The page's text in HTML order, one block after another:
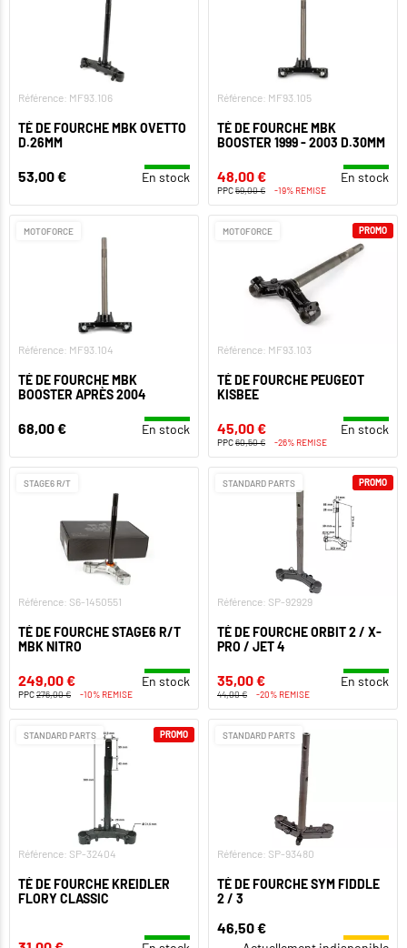
Référence: MF93.106
TÉ DE FOURCHE MBK OVETTO
D.26MM
53,00 € En stock
Référence: MF93.105
TÉ DE FOURCHE MBK
BOOSTER 1999 - 2003 D.30MM
48,00 € En stock
PPC59,00 € -19% REMISE
MOTOFORCE
Référence: MF93.104
TÉ DE FOURCHE MBK
BOOSTER APRÈS 2004
68,00 € En stock
MOTOFORCE
Référence: MF93.103
TÉ DE FOURCHE PEUGEOT
KISBEE
45,00 € En stock
PPC60,50 € -26% REMISE
PROMO
STAGE6 R/T
Référence: S6-1450551
TÉ DE FOURCHE STAGE6 R/T
MBK NITRO
249,00 € En stock
PPC276,00 € -10% REMISE
STANDARD PARTS
Référence: SP-92929
TÉ DE FOURCHE ORBIT 2 / X-
PRO / JET 4
35,00 € En stock
44,00 € -20% REMISE
PROMO
STANDARD PARTS
Référence: SP-32404
TÉ DE FOURCHE KREIDLER
FLORY CLASSIC
PROMO STANDARD PARTS
Référence: SP-93480
TÉ DE FOURCHE SYM FIDDLE
2 / 3
46,50 €